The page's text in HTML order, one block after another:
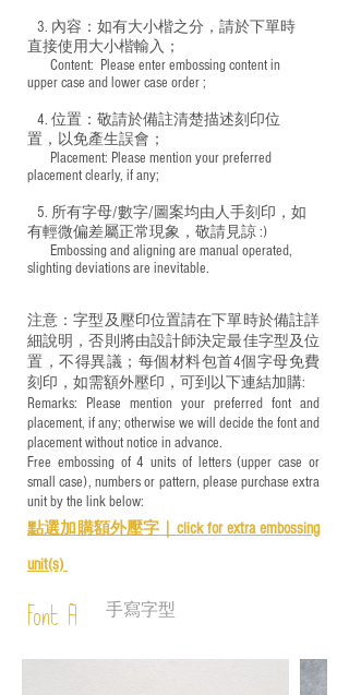
3. 內容：如有大小楷之分，請於下單時
直接使用大小楷輸入；
​ Content: Please enter embossing content in
upper case and lower case order ;
4. 位置：敬請於備註清楚描述刻印位
置，以免產生誤會；
​ Placement: Please mention your preferred
placement clearly, if any;
5. 所有字母/數字/圖案均由人手刻印，如
有輕微偏差屬正常現象，敬請見諒 :)
​ Embossing and aligning are manual operated,
slighting deviations are inevitable.
注意：字型及壓印位置請在下單時於備註詳
細說明，否則將由設計師決定最佳字型及位
置，不得異議；每個材料包首4個字母免費
刻印，如需額外壓印，可到以下連結加購:
Remarks: Please mention your preferred font and
placement, if any; otherwise we will decide the font and
placement without notice in advance.
Free embossing of 4 units of letters (upper case or
small case), numbers or pattern, please purchase extra
unit by the link below:
點選加購額外壓字｜ click for extra embossing
unit(s)
Font A 手寫字型